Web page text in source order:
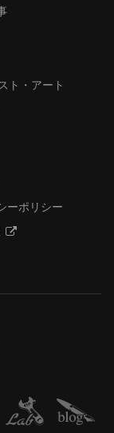
ト・アート
ーポリシー